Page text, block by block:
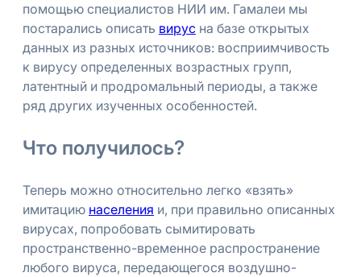
помощью специалистов НИИ им. Гамалеи мы
постарались описать вирус на базе открытых
данных из разных источников: восприимчивость
к вирусу определенных возрастных групп,
латентный и продромальный периоды, а также
ряд других изученных особенностей.
Что получилось?
Теперь можно относительно легко «взять»
имитацию населения и, при правильно описанных
вирусах, попробовать сымитировать
пространственно-временное распространение
любого вируса, передающегося воздушно-